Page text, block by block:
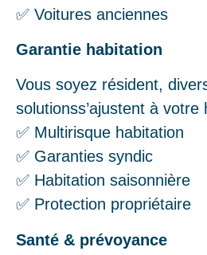
✅ Voitures anciennes
Garantie habitation
Vous soyez résident,
solutionss’ajustent à votre
✅ Multirisque habitation
✅ Garanties syndic
✅ Habitation saisonnière
✅ Protection propriétaire
Santé & prévoyance